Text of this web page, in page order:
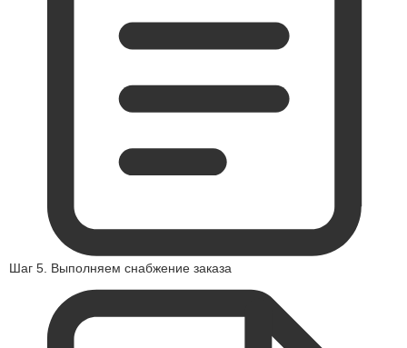
Шаг 5. Выполняем снабжение заказа